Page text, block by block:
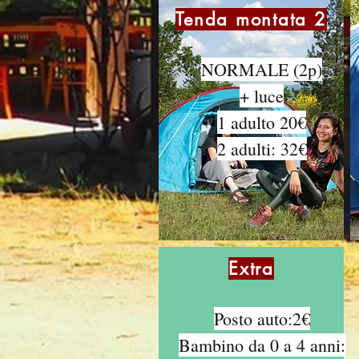
Tenda montata 2
NORMALE (2p)
+ luce
1 adulto 20€
2 adulti: 32€
Extra
Posto auto:2€
Bambino da 0 a 4 anni: